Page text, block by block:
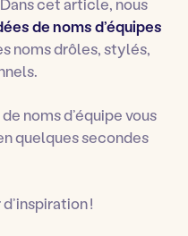
de noms d’équipes
noms drôles, stylés,
de noms d’équipe vous
quelques secondes
!